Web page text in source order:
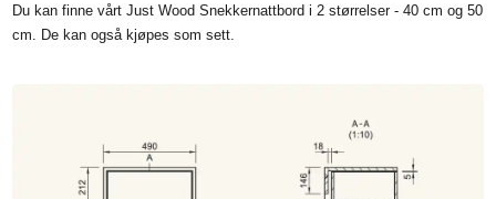
Du kan finne vårt Just Wood Snekkernattbord i 2 størrelser - 40 cm og 50
cm. De kan også kjøpes som sett.